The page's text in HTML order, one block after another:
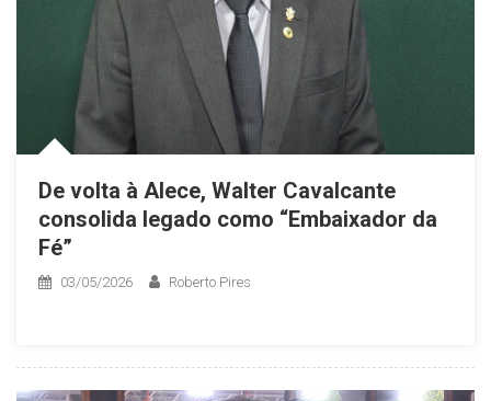
​De volta à Alece, Walter Cavalcante
consolida legado como “Embaixador da
Fé”
03/05/2026 Roberto Pires